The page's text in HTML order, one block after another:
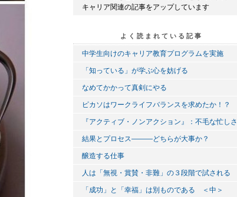
キャリア関連の記事をアップしています
よく読まれている記事
中学生向けのキャリア教育プログラムを実施
「知っている」が学ぶ心を妨げる
なめてかかって真剣にやる
ピカソはワークライフバランスを求めたか！？
『アクティブ・ノンアクション』：不毛な忙しさ
結果とプロセス―――どちらが大事か？
醸造する仕事
人は「無視・賞賛・非難」の３段階で試される
「成功」と「幸福」は別ものである ＜中＞